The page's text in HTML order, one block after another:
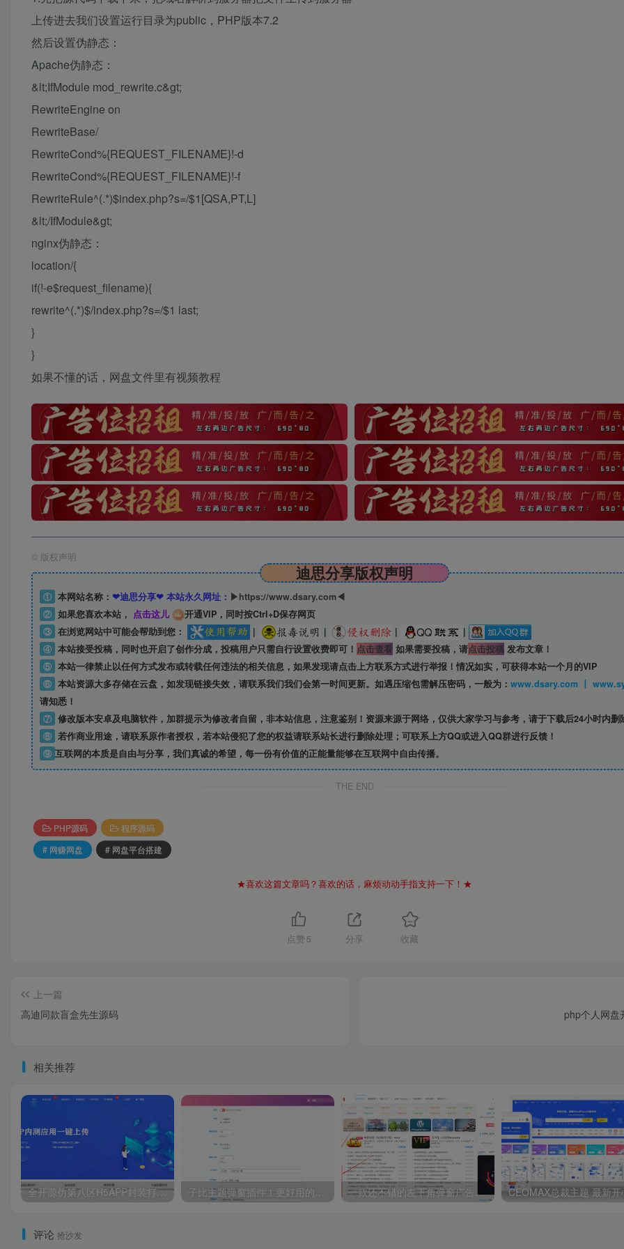
上传进去我们设置运行目录为public，PHP版本7.2
然后设置伪静态：
Apache伪静态：
&lt;IfModule mod_rewrite.c&gt;
RewriteEngine on
RewriteBase/
RewriteCond%{REQUEST_FILENAME}!-d
RewriteCond%{REQUEST_FILENAME}!-f
RewriteRule^(.*)$index.php?s=/$1[QSA,PT,L]
&lt;/IfModule&gt;
nginx伪静态：
location/{
if(!-e$request_filename){
rewrite^(.*)$/index.php?s=/$1 last;
}
}
如果不懂的话，网盘文件里有视频教程
© 版权声明
迪思分享版权声明
① 本网站名称： ❤迪思分享❤ 本站永久网址： ▶https://www.dsary.com◀
② 如果您喜欢本站， 点击这儿
开通VIP，同时按Ctrl+D保存网页
③ 在浏览网站中可能会帮助到您： | | |
|
④ 本站接受投稿，同时也开启了创作分成，投稿用户只需自行设置收费即可！ 点击查看如果需要投稿，请点击投稿发布文章！
⑤ 本站一律禁止以任何方式发布或转载任何违法的相关信息，如果发现请点击上方联系方式进行举报！情况如实，可获得本站一个月的VIP
⑥ 本站资源大多存储在云盘，如发现链接失效，请联系我们我们会第一时间更新。如遇压缩包需解压密码，一般为：
www.dsary.com
请知悉！
⑦ 修改版本安卓及电脑软件，加群提示为修改者自留， 非本站信息，注意鉴别！资源来源于网络，仅供大家学习与参考，请于下载后24小时内删
⑧ 若作商业用途，请联系原作者授权，若本站侵犯了您的权益请联系站长进行删除处理；可联系上方QQ或进入QQ群进行反馈！
⑨ 互联网的本质是自由与分享，我们真诚的希望，每一份有价值的正能量能够在互联网中自由传播。
THE END
PHP源码
程序源码
# 网赚网盘
# 网盘平台搭建
★喜欢这篇文章吗？喜欢的话，麻烦动动手指支持一下！★
点赞 5 分享 收藏
上一篇
高迪同款盲盒先生源码
php个人网盘
相关推荐
全开源仿第八区H5APP封装打包分发系统源码 子比主题弹窗插件！更好用的弹窗，使用效果还是非常不错的 一款还不错的左下角弹窗广告代码，把图片链接好就可以
评论 抢沙发